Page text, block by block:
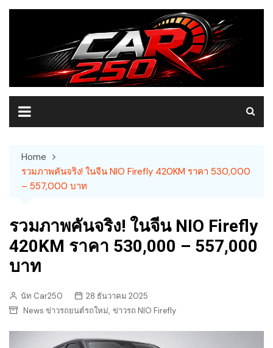
Skip
Home
รวมภาพคันจริง! ในจีน NIO Firefly 420KM ราคา 530,000
– 557,000 บาท
รวมภาพคันจริง! ในจีน NIO Firefly
420KM ราคา 530,000 – 557,000
บาท
นัท Car250
28 ธันวาคม 2025
News ข่าวรถยนต์รถใหม่, ข่าวรถ NIO Firefly